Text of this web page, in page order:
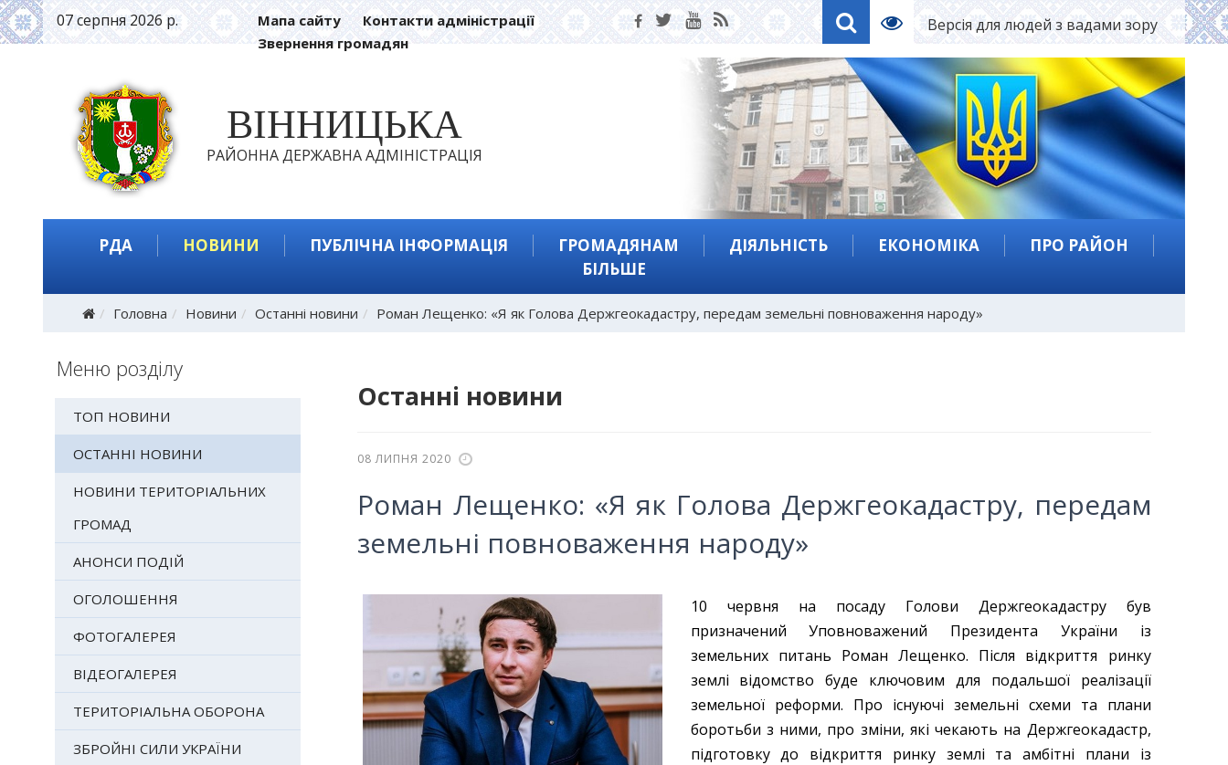
07 серпня 2026 р. Мапа сайту
Контакти адміністрації
Звернення громадян
Версія для людей з вадами зору
ВІННИЦЬКА
РАЙОННА ДЕРЖАВНА АДМІНІСТРАЦІЯ
РДА НОВИНИ ПУБЛІЧНА ІНФОРМАЦІЯ ГРОМАДЯНАМ ДІЯЛЬНІСТЬ ЕКОНОМІКА
ПРО РАЙОН
БІЛЬШЕ
Головна Новини Останні новини Роман Лещенко: «Я як Голова Держгеокадастру, передам земельні повноваження народу»
Меню розділу
ТОП НОВИНИ
ОСТАННІ НОВИНИ
НОВИНИ ТЕРИТОРІАЛЬНИХ
ГРОМАД
АНОНСИ ПОДІЙ
ОГОЛОШЕННЯ
ФОТОГАЛЕРЕЯ
ВІДЕОГАЛЕРЕЯ
ТЕРИТОРІАЛЬНА ОБОРОНА
ЗБРОЙНІ СИЛИ УКРАЇНИ
Останні новини
08 ЛИПНЯ 2020
Роман Лещенко: «Я як Голова Держгеокадастру, передам
земельні повноваження народу»
10 червня на посаду Голови Держгеокадастру був
призначений Уповноважений Президента України із
земельних питань Роман Лещенко. Після відкриття ринку
землі відомство буде ключовим для подальшої реалізації
земельної реформи. Про існуючі земельні схеми та плани
боротьби з ними, про зміни, які чекають на Держгеокадастр,
підготовку до відкриття ринку землі та амбітні плани із